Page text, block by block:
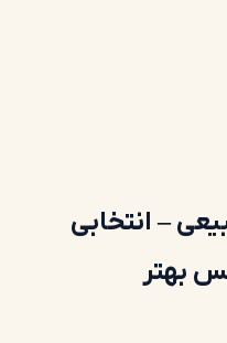
– انتخابی
بهتر